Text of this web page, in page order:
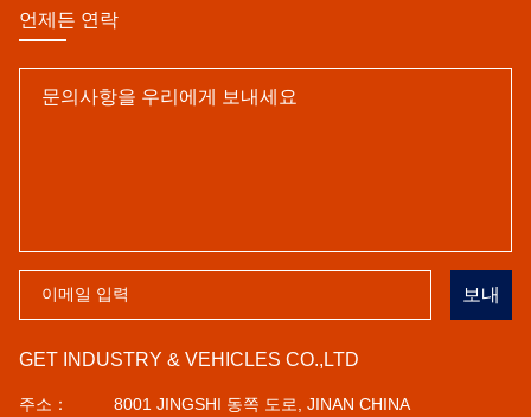
언제든 연락
보내
GET INDUSTRY & VEHICLES CO.,LTD
주소： 8001 JINGSHI 동쪽 도로, JINAN CHINA